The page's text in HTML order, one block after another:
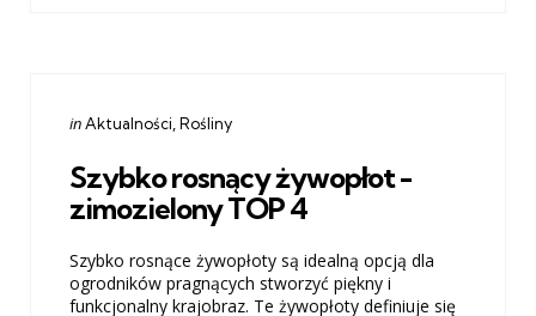
Categories
Posted
inAktualności Rośliny
Szybko rosnący żywopłot -
zimozielony TOP 4
Szybko rosnące żywopłoty są idealną opcją dla
ogrodników pragnących stworzyć piękny i
funkcjonalny krajobraz. Te żywopłoty definiuje się